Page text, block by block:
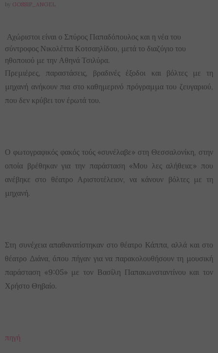
by GOSSIP_ANGEL
Αχώριστοι είναι ο Σπύρος Παπαδόπουλος και η νέα του
σύντροφος Νικολέττα Κοτσαηλίδου, μετά το διαζύγιο του
ηθοποιού με την Αθηνά Τσιλύρα.
Πρεμιέρες, παραστάσεις, βραδινές έξοδοι και βόλτες με τη
μηχανή ανήκουν πια στο καθημερινό πρόγραμμα του ζευγαριού,
που δεν κρύβει τον έρωτά του.
Ο φωτογραφικός φακός τούς «συνέλαβε» στη Θεσσαλονίκη, στην
οποία βρέθηκαν για την παράσταση «Μου λες αλήθεια;» που
ανέβηκε στο θέατρο Αριστοτέλειον, να κάνουν βόλτες με τη
μηχανή.
Στη συνέχεια απαθανατίστηκαν στο θέατρο Κάππα, αλλά και στο
θέατρο Διάνα, όπου πήγαν για να παρακολουθήσουν τη μουσική
παράσταση «9:05» με τον Βασίλη Παπακωνσταντίνου και τον
Χρήστο Θηβαίο.
πηγή